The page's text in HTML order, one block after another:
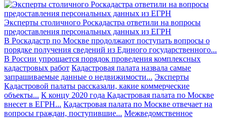
Эксперты столичного Роскадастра ответили на вопросы
предоставления персональных данных из ЕГРН
В Роскадастр по Москве продолжают поступать вопросы о
порядке получения сведений из Единого государственного...
В России упрощается порядок проведения комплексных
кадастровых работ Кадастровая палата назвала самые
запрашиваемые данные о недвижимости... Эксперты
Кадастровой палаты рассказали, какие коммерческие
объекты... К концу 2020 года Кадастровая палата по Москве
внесет в ЕГРН... Кадастровая палата по Москве отвечает на
вопросы граждан, поступившие... Межведомственное